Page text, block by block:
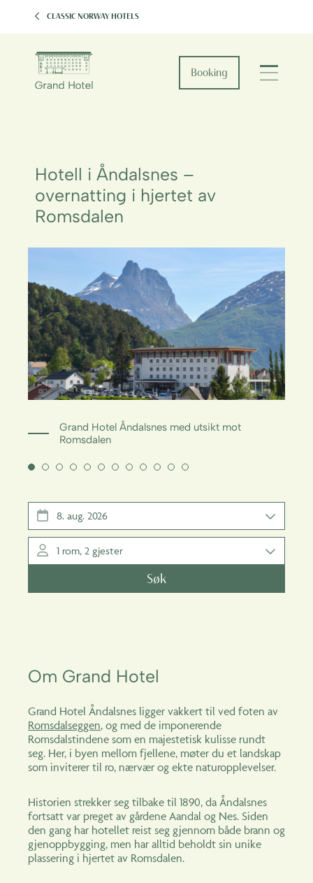
CLASSIC NORWAY HOTELS
Booking
Hotell i Åndalsnes –
overnatting i hjertet av
Romsdalen
Grand Hotel Åndalsnes med utsikt mot
Romsdalen
Om Grand Hotel
Grand Hotel Åndalsnes ligger vakkert til ved foten av
Romsdalseggen, og med de imponerende
Romsdalstindene som en majestetisk kulisse rundt
seg. Her, i byen mellom fjellene, møter du et landskap
som inviterer til ro, nærvær og ekte naturopplevelser.
Historien strekker seg tilbake til 1890, da Åndalsnes
fortsatt var preget av gårdene Aandal og Nes. Siden
den gang har hotellet reist seg gjennom både brann og
gjenoppbygging, men har alltid beholdt sin unike
plassering i hjertet av Romsdalen.